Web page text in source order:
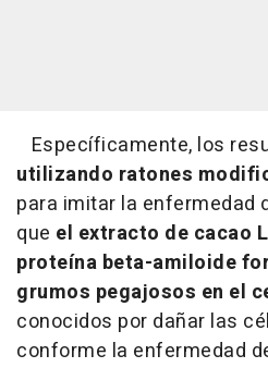
Específicamente, los
utilizando ratones
para imitar la enfermedad
que el extracto de cacao
proteína beta-amiloide
grumos pegajosos en el
conocidos por dañar las
conforme la enfermedad